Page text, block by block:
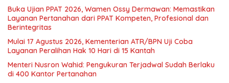
Buka Ujian PPAT 2026, Wamen Ossy Dermawan: Memastikan
Layanan Pertanahan dari PPAT Kompeten, Profesional dan
Berintegritas
Mulai 17 Agustus 2026, Kementerian ATR/BPN Uji Coba
Layanan Peralihan Hak 10 Hari di 15 Kantah
Menteri Nusron Wahid: Pengukuran Terjadwal Sudah Berlaku
di 400 Kantor Pertanahan